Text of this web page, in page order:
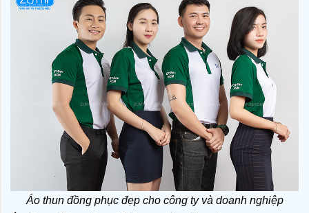
Áo thun đồng phục đẹp cho công ty và doanh nghiệp